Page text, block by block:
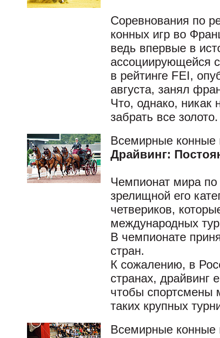
Соревнования по
конных игр во
ведь впервые в
ассоциирующейся
в рейтинге FEI,
августа, занял
Что, однако,
забрать все золото.
Всемирные конные
Драйвинг:
Чемпионат мира
зрелищной его
четвериков,
международных
В чемпионате
стран.
К сожалению, в
странах, драйвинг
чтобы спортсмены
таких крупных
Всемирные конные